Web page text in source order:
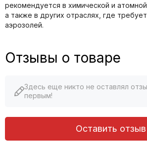
рекомендуется в химической и
а также в других отраслях, где
аэрозолей.
Отзывы о товаре
Здесь еще никто не оставлял
первым!
Оставить отзыв